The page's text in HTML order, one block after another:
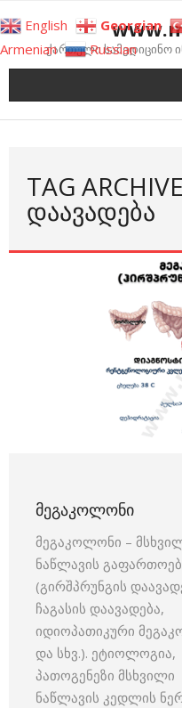
to
contentქართული სამედიცინო
TAG
ᲓᲐᲐᲕᲐᲓᲔᲑᲐ
ᲛᲔᲒᲐᲙᲝᲚᲝᲜᲘ
მეგაკოლონი –
ნაწლავის
(გირშპრუნგის
ჩაგასის დაავადება,
იდიოპათიკური
და სხვ.). ეტიოლოგია,
პათოგენეზი მსხვილი
ნაწლავის კედლის
English Georgian
Armenian
Russian